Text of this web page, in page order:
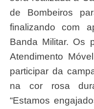
de Bombeiros
finalizando com
Banda Militar. Os
Atendimento
participar da
na cor rosa
“Estamos